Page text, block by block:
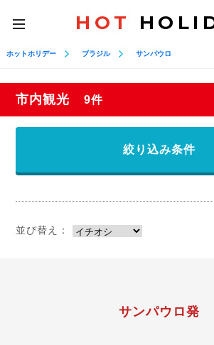
toggle
navigation
HOT
ホットホリデー ブラジル サンパウロ
市内観光 9件
絞り込み条件
並び替え：
サンパウロ発